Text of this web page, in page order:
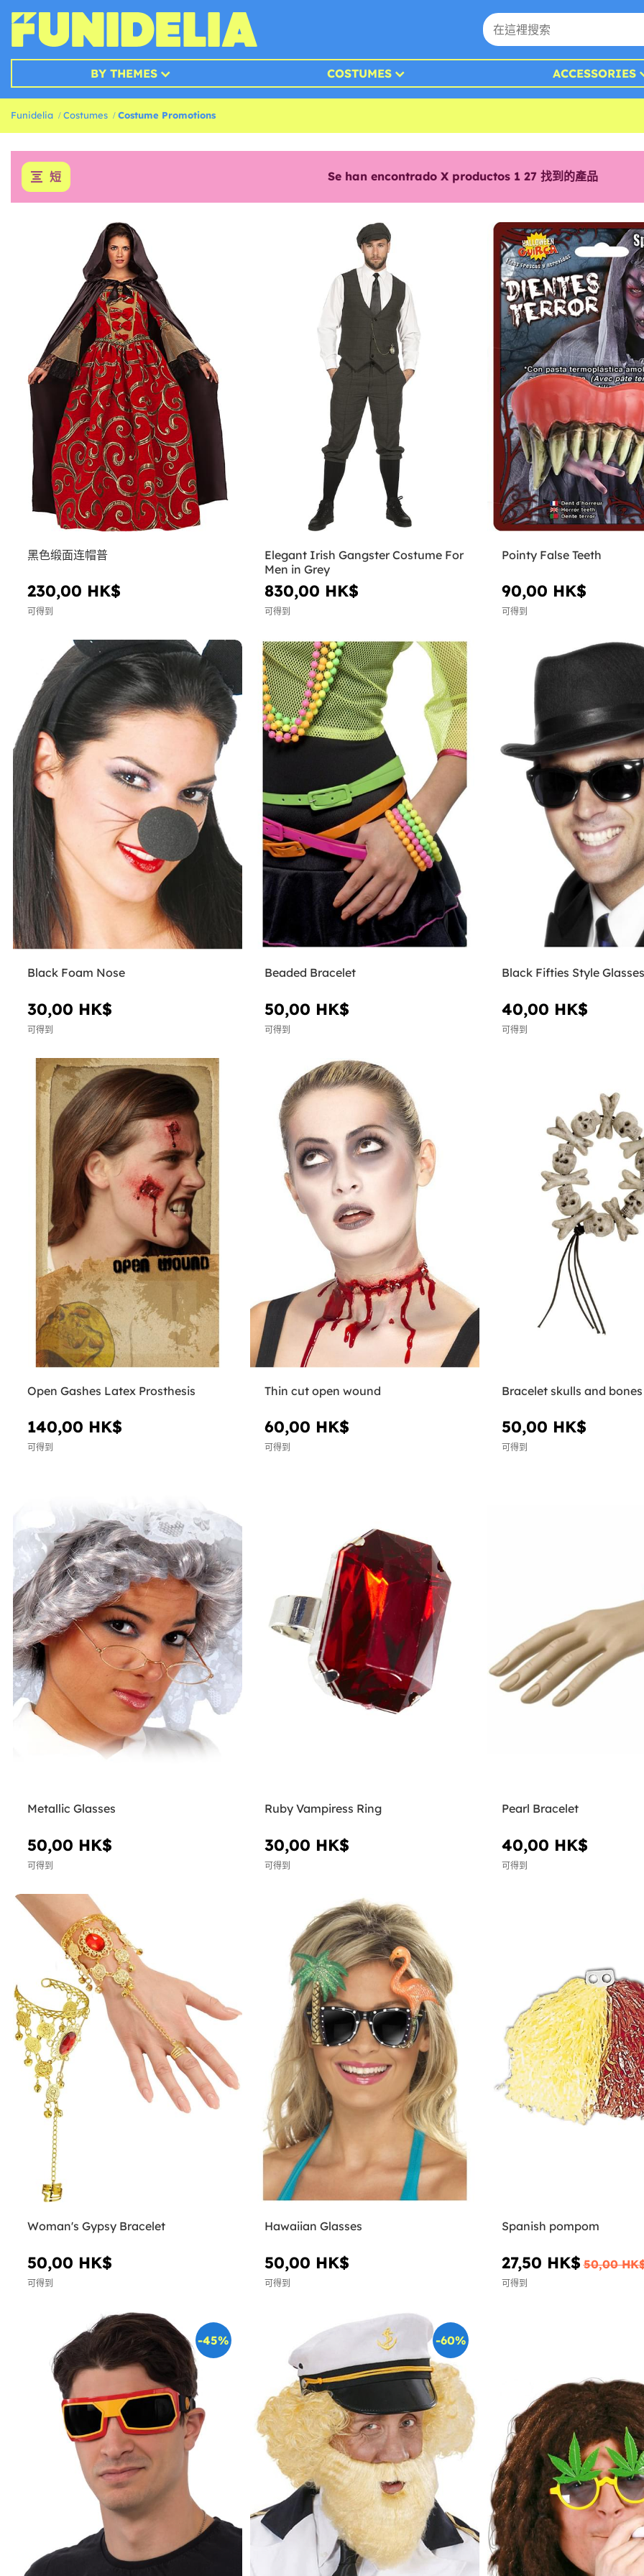
BY THEMES COSTUMES ACCESSORIES
Funidelia Costumes Costume Promotions
短 Se han encontrado X productos 1 27找到的產品
黑色缎面连帽普
230,00 HK$
可得到
Elegant Irish Gangster Costume For
Men in Grey
830,00 HK$
可得到
Pointy False Teeth
90,00 HK$
可得到
Black Foam Nose
30,00 HK$
可得到
Beaded Bracelet
50,00 HK$
可得到
Black Fifties Style Glasses
40,00 HK$
可得到
Open Gashes Latex Prosthesis
140,00 HK$
可得到
Thin cut open wound
60,00 HK$
可得到
Bracelet skulls and bones
50,00 HK$
可得到
Metallic Glasses
50,00 HK$
可得到
Ruby Vampiress Ring
30,00 HK$
可得到
Pearl Bracelet
40,00 HK$
可得到
Woman's Gypsy Bracelet
50,00 HK$
可得到
Hawaiian Glasses
50,00 HK$
可得到
Spanish pompom
27,50 HK$ 50,00
可得到
-45% -60%